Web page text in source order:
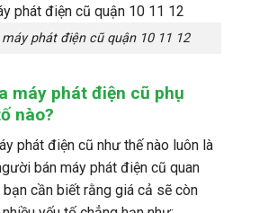
phát điện cũ quận 10 11 12
máy phát điện cũ phụ
nào?
phát điện cũ như thế nào luôn là
bán máy phát điện cũ quan
bạn cần biết rằng giá cả sẽ còn